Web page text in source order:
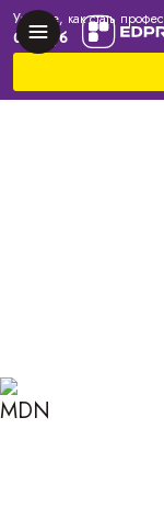
Узнайте, как стать
000 руб